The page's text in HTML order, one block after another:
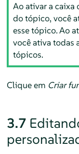
Ao ativar a caixa
do tópico, você
esse tópico. Ao
você ativa todas
tópicos.
Clique em Criar
3.7